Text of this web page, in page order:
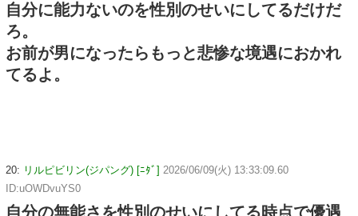
自分に能力ないのを性別のせいにしてるだけだ
ろ。
お前が男になったらもっと悲惨な境遇におかれ
てるよ。
20: リルピビリン(ジパング) [ﾆﾀﾞ] 2026/06/09(火) 13:33:09.60
ID:uOWDvuYS0
自分の無能さを性別のせいにしてる時点で優遇